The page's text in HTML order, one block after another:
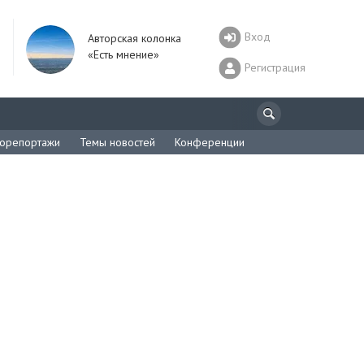
Авторская колонка
«Есть мнение»
Вход
Регистрация
Темы новостей Конференции